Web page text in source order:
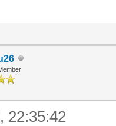
22:35:42